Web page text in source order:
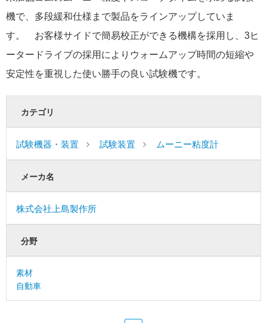
機で、多段緩和仕様まで製品をラインアップしていま
す。 お客様サイドで簡易校正ができる機構を採用し、3ヒ
ータードライブの採用によりウォームアップ時間の短縮や
安定性を重視した使い勝手の良い試験機です。
カテゴリ
試験機器・装置 試験装置 ムーニー粘度計
メーカ名
株式会社上島製作所
分野
素材
自動車